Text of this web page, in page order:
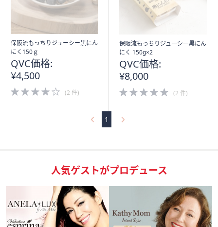
保阪流もっちりジューシー黒にん
にく150ｇ
QVC価格:
¥4,500
4.0
of
(2 件)
保阪流もっちりジューシー黒にん
にく 150g×2
QVC価格:
¥8,000
5.0
of
(2 件)
1
人気ゲストがプロデュース